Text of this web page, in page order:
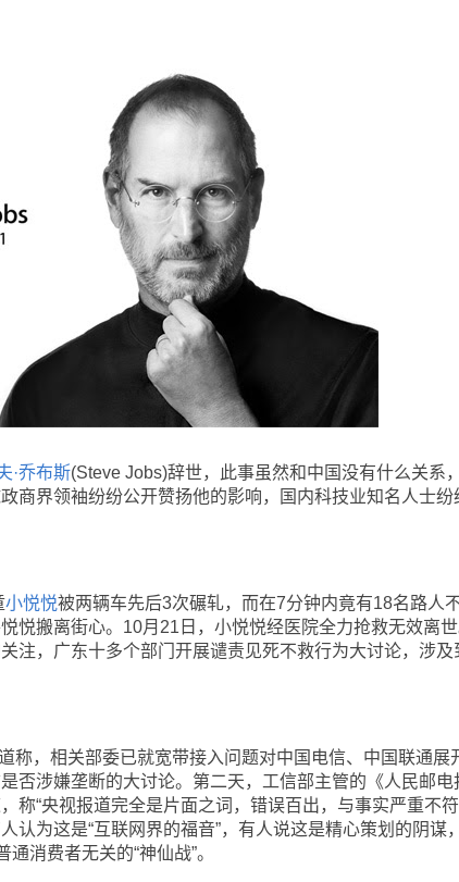
·乔布斯(Steve Jobs)辞世，此事虽然和中国没有什么关系
商界领袖纷纷公开赞扬他的影响，国内科技业知名人士纷
小悦悦被两辆车先后3次碾轧，而在7分钟内竟有18名路人
悦搬离街心。10月21日，小悦悦经医院全力抢救无效离世
注，广东十多个部门开展谴责见死不救行为大讨论，涉及
，相关部委已就宽带接入问题对中国电信、中国联通展
否涉嫌垄断的大讨论。第二天，工信部主管的《人民邮电
称“央视报道完全是片面之词，错误百出，与事实严重不符”
认为这是“互联网界的福音”，有人说这是精心策划的阴谋
消费者无关的“神仙战”。